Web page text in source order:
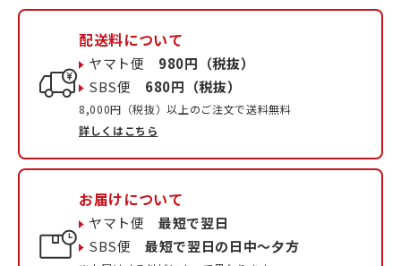
配送料について
ヤマト便 980円（税抜）
SBS便 680円（税抜）
8,000円（税抜）以上のご注文で送料無料
詳しくはこちら
お届けについて
ヤマト便最短で翌日
SBS便最短で翌日の日中〜夕方